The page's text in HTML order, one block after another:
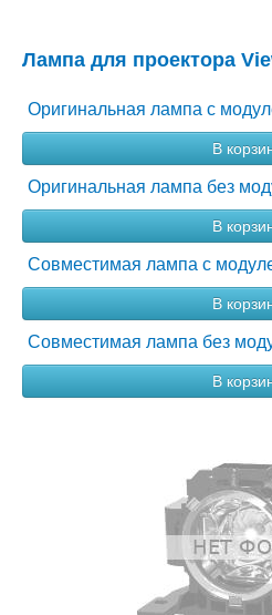
Лампа для проектора
Оригинальная лампа с
В
Оригинальная лампа без
В
Совместимая лампа с
В
Совместимая лампа без
В